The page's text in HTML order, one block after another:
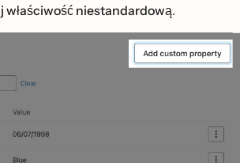
właściwość niestandardową.